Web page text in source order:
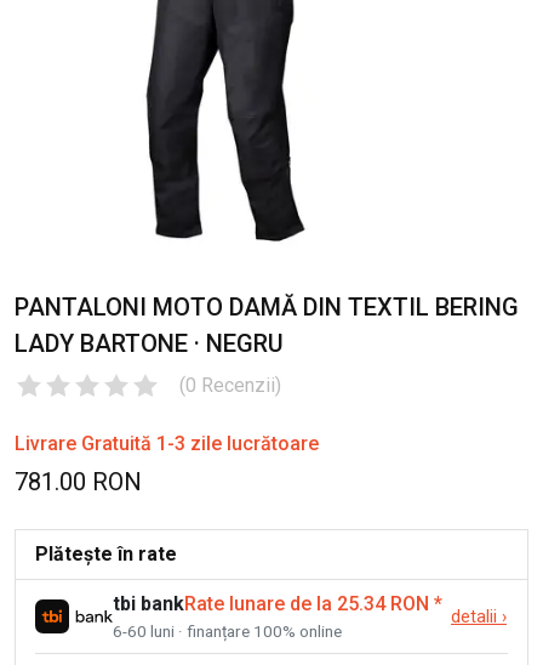
PANTALONI MOTO DAMĂ DIN TEXTIL BERING
LADY BARTONE · NEGRU
(0 Recenzii)
Livrare Gratuită 1-3 zile lucrătoare
781.00 RON
Plătește în rate
tbi bankRate lunare de la 25.34 RON *
6-60 luni · finanțare 100% online
detalii ›